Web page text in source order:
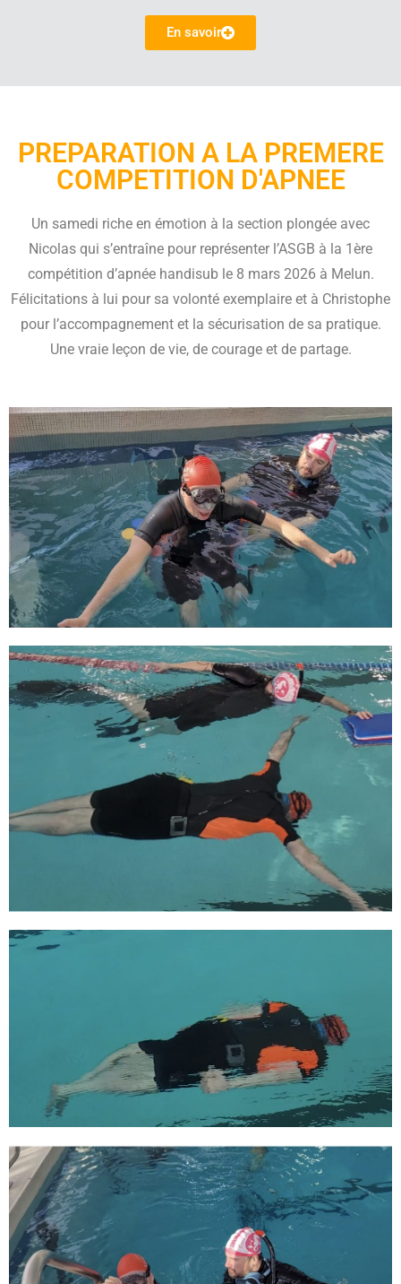
En savoir
PREPARATION A LA PREMERE
COMPETITION D'APNEE
Un samedi riche en émotion à la section plongée avec
Nicolas qui s’entraîne pour représenter l’ASGB à la 1ère
compétition d’apnée handisub le 8 mars 2026 à Melun.
Félicitations à lui pour sa volonté exemplaire et à Christophe
pour l’accompagnement et la sécurisation de sa pratique.
Une vraie leçon de vie, de courage et de partage.